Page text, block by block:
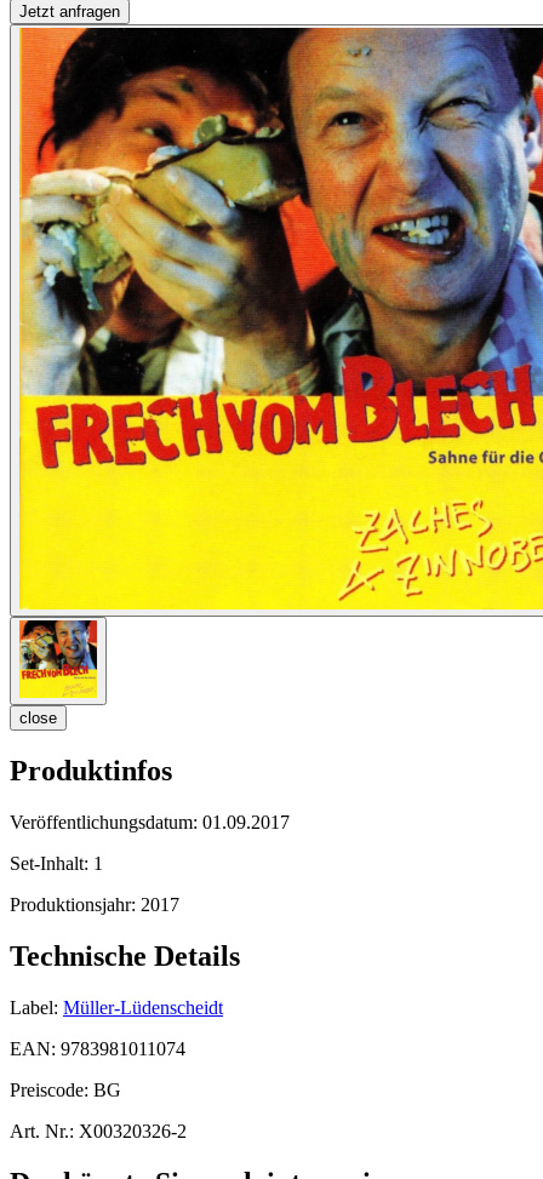
close
Produktinfos
Veröffentlichungsdatum: 01.09.2017
Set-Inhalt: 1
Produktionsjahr: 2017
Technische Details
Label: Müller-Lüdenscheidt
EAN: 9783981011074
Preiscode: BG
Art. Nr.: X00320326-2